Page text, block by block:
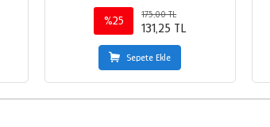
%25
175,00 TL
131,25 TL
Sepete Ekle